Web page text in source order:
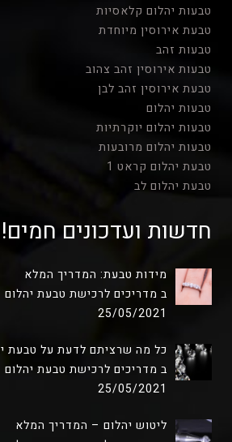
טבעות יהלום קלאסיות
טבעת אירוסין מיוחדת
טבעות זהב
טבעות אירוסין זהב צהוב
טבעת אירוסין זהב לבן
טבעות יהלום
טבעות יהלום יוקרתיות
טבעות יהלום מרובעות
טבעת יהלום קראט 1
טבעת יהלום לב
חדשות ועדכונים חמים!
מידות טבעת: המדריך המלא
ב מדריכים לרכישת טבעת יהלום
25/05/2021
כל מה שרציתם לדעת על טבעת יהלום
ב מדריכים לרכישת טבעת יהלום
25/05/2021
ליטוש יהלום – המדריך המלא